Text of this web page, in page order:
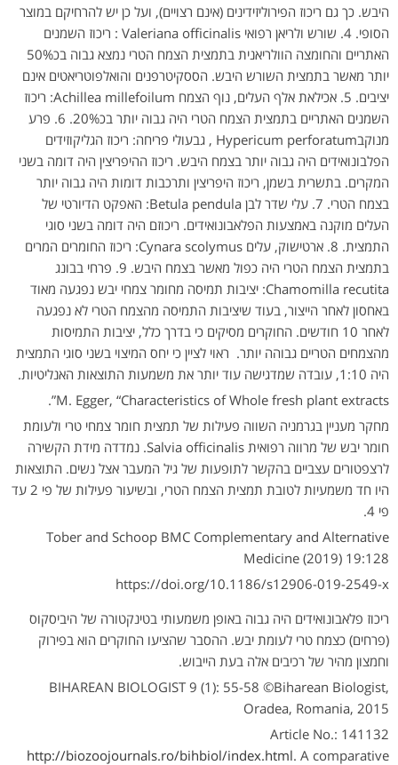
היבש. כך גם ריכוז הפירוליזידינים (אינם רצויים), ועל כן יש להרחיקם במוצר
הסופי. 4. שורש ולריאן רפואי Valeriana officinalis : ריכוז השמנים
האתריים והחומצה הוולריאנית בתמצית הצמח הטרי נמצא גבוה בכ50%
יותר מאשר בתמצית השורש היבש. הססקיטרפנים והואלפוטריאטים אינם
יציבים. 5. אכילאת אלף העלים, נוף הצמח Achillea millefoilum: ריכוז
השמנים האתריים בתמצית הצמח הטרי היה גבוה יותר בכ20%. 6. פרע
מנוקבHypericum perforatum , גבעולי פריחה: ריכוז הגליקוזידים
הפלבונואידים היה גבוה יותר בצמח היבש. ריכוז ההיפריצין היה דומה בשני
המקרים. בתשרית בשמן, ריכוז היפריצין ותרכבות דומות היה גבוה יותר
בצמח הטרי. 7. עלי שדר לבן Betula pendula: האפקט הדיורטי של
העלים מוקנה באמצעות הפלאבונואידים. ריכוזם היה דומה בשני סוגי
התמצית. 8. ארטישוק, עלים Cynara scolymus: ריכוז החומרים המרים
בתמצית הצמח הטרי היה כפול מאשר בצמח היבש. 9. פרחי בבונג
Chamomilla recutita: יציבות תמיסה מחומר צמחי יבש נפגעה מאוד
באחסון לאחר הייצור, בעוד שיציבות התמיסה מהצמח הטרי לא נפגעה
לאחר 10 חודשים. החוקרים מסיקים כי בדרך כלל, יציבות התמיסות
מהצמחים הטריים גבוהה יותר. ראוי לציין כי יחס המיצוי בשני סוגי התמצית
היה 1:10, עובדה שמדגישה עוד יותר את משמעות התוצאות האנליטיות.
M. Egger, “Characteristics of Whole fresh plant extracts”.
מחקר מעניין בגרמניה השווה פעילות של תמצית חומר צמחי טרי ולעומת
חומר יבש של מרווה רפואית Salvia officinalis. נמדדה מידת הקשירה
לרצפטורים עצביים בהקשר לתופעות של גיל המעבר אצל נשים. התוצאות
היו חד משמעיות לטובת תמצית הצמח הטרי, ובשיעור פעילות של פי 2 עד
פי 4.
Tober and Schoop BMC Complementary and Alternative
Medicine (2019) 19:128
https://doi.org/10.1186/s12906-019-2549-x
ריכוז פלאבונואידים היה גבוה באופן משמעותי בטינקטורה של היביסקוס
(פרחים) כצמח טרי לעומת יבש. ההסבר שהציעו החוקרים הוא בפירוק
וחמצון מהיר של רכיבים אלה בעת הייבוש.
BIHAREAN BIOLOGIST 9 (1): 55-58 ©Biharean Biologist,
Oradea, Romania, 2015
Article No.: 141132
http://biozoojournals.ro/bihbiol/index.html. A comparative